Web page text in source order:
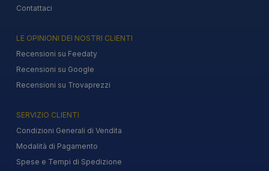
Contattaci
LE OPINIONI DEI NOSTRI CLIENTI
Recensioni su Feedaty
Recensioni su Google
Recensioni su Trovaprezzi
SERVIZIO CLIENTI
Condizioni Generali di Vendita
Modalità di Pagamento
Spese e Tempi di Spedizione